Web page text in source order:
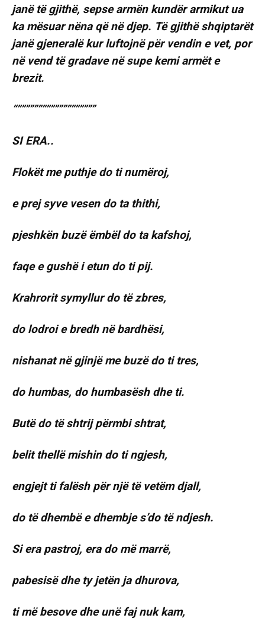
janë të gjithë, sepse armën kundër armikut ua
ka mësuar nëna që në djep. Të gjithë shqiptarët
janë gjeneralë kur luftojnë për vendin e vet, por
në vend të gradave në supe kemi armët e
brezit.
“”””””””””””””””””””
SI ERA..
Flokët me puthje do ti numëroj,
e prej syve vesen do ta thithi,
pjeshkën buzë ëmbël do ta kafshoj,
faqe e gushë i etun do ti pij.
Krahrorit symyllur do të zbres,
do lodroi e bredh në bardhësi,
nishanat në gjinjë me buzë do ti tres,
do humbas, do humbasësh dhe ti.
Butë do të shtrij përmbi shtrat,
belit thellë mishin do ti ngjesh,
engjejt ti falësh për një të vetëm djall,
do të dhembë e dhembje s’do të ndjesh.
Si era pastroj, era do më marrë,
pabesisë dhe ty jetën ja dhurova,
ti më besove dhe unë faj nuk kam,